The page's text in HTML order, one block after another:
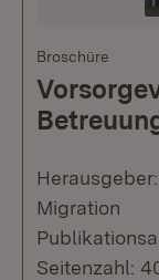
Broschüre
Migration
Seitenzahl: